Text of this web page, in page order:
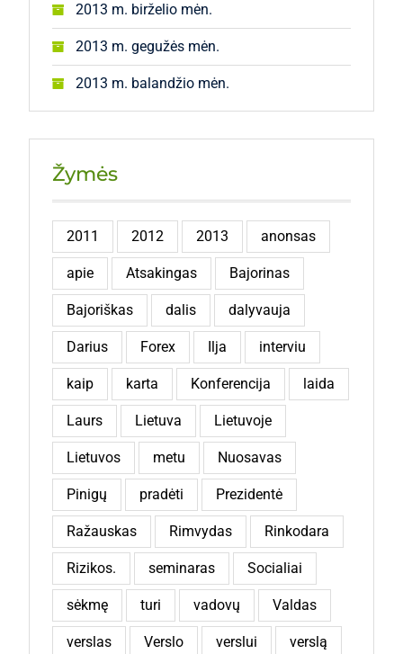
2013 m. birželio mėn.
2013 m. gegužės mėn.
2013 m. balandžio mėn.
Žymės
2011 2012 2013 anonsas
apie Atsakingas Bajorinas
Bajoriškas dalis dalyvauja
Darius Forex Ilja interviu
kaip karta Konferencija laida
Laurs Lietuva Lietuvoje
Lietuvos metu Nuosavas
Pinigų pradėti Prezidentė
Ražauskas Rimvydas Rinkodara
Rizikos. seminaras Socialiai
sėkmę turi vadovų Valdas
verslas Verslo verslui verslą